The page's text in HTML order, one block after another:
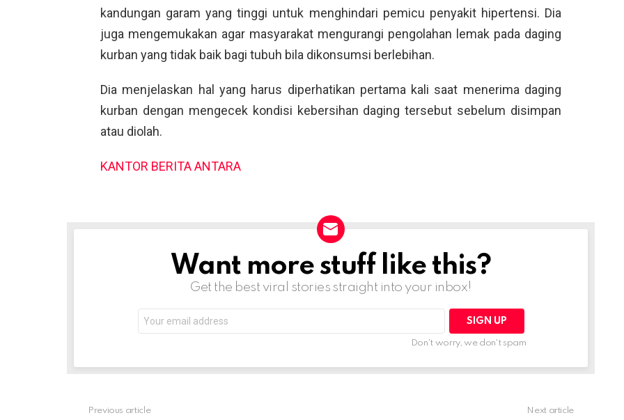
kandungan garam yang tinggi untuk menghindari pemicu penyakit hipertensi. Dia
juga mengemukakan agar masyarakat mengurangi pengolahan lemak pada daging
kurban yang tidak baik bagi tubuh bila dikonsumsi berlebihan.
Dia menjelaskan hal yang harus diperhatikan pertama kali saat menerima daging
kurban dengan mengecek kondisi kebersihan daging tersebut sebelum disimpan
atau diolah.
KANTOR BERITA ANTARA
NEWSLETTERWant more stuff like this?
Get the best viral stories straight into your inbox!
address:
Don't worry, we don't spam
Previous article Next article